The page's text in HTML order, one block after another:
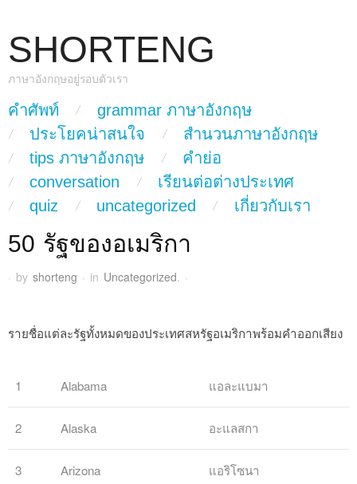
SHORTENG
ภาษาอังกฤษอยู่รอบตัวเรา
Main Menu
skip to content
คำศัพท์
grammar ภาษาอังกฤษ
ประโยคน่าสนใจ
สำนวนภาษาอังกฤษ
tips ภาษาอังกฤษ
คำย่อ
conversation
เรียนต่อต่างประเทศ
quiz
uncategorized เกี่ยวกับเรา
50 รัฐของอเมริกา
· by shorteng · in Uncategorized. ·
รายชื่อแต่ละรัฐทั้งหมดของประเทศสหรัฐอเมริกาพร้อมคำออกเสียง
1 Alabama แอละแบมา
2 Alaska อะแลสกา
3 Arizona แอริโซนา